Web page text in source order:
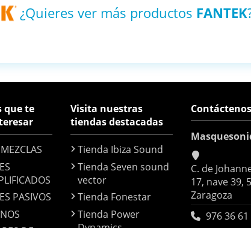
¿Quieres ver más productos FANTEK
que te
PASIVOS
Visita nuestras
tiendas destacadas
Tienda Ibiza Sound
Tienda Seven sound
vector
Tienda Fonestar
Tienda Power
Contáctenos
C. de
17, nave 39,
Zaragoza
976 36 61